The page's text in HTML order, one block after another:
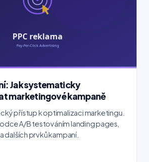
Jak systematicky
marketingové kampaně
přístup k optimalizaci marketingu.
A/B testováním landing pages,
dalších prvků kampaní.